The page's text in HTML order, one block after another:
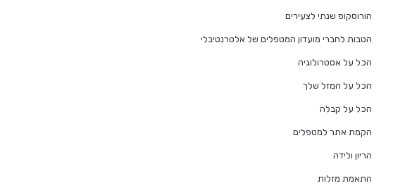
הורוסקופ שנתי לצעירים
הטבות לחברי מועדון המטפלים של אלטרנטיבלי
הכל על אסטרולוגיה
הכל על המזל שלך
הכל על קבלה
הקמת אתר למטפלים
הריון ולידה
התאמת מזלות